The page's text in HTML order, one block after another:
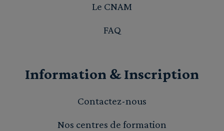
Le CNAM
FAQ
Information & Inscription
Contactez-nous
Nos centres de formation